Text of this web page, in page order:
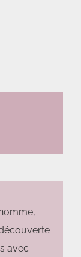
avec